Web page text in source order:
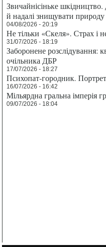
Звичайнісіньке
й надалі знищувати
04/08/2026 - 20:19
Не тільки «Скеля». Страх
31/07/2026 - 18:19
Заборонене розслідування:
очільника ДБР
17/07/2026 - 18:27
Психопат-городник.
16/07/2026 - 16:42
Мільярдна гральна імперія
09/07/2026 - 18:04